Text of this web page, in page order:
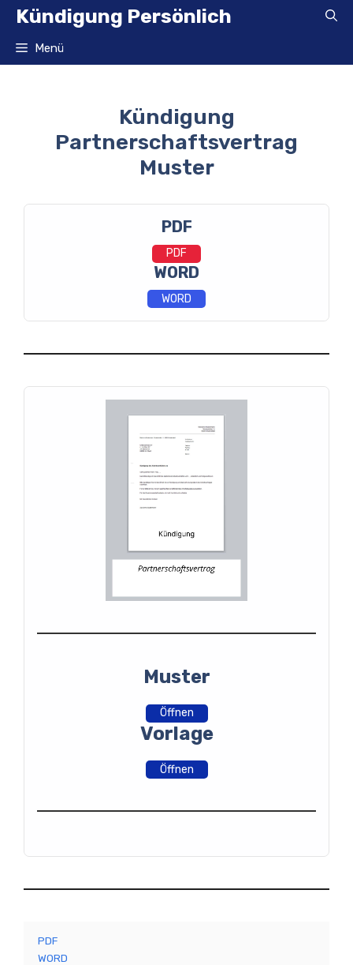
Zum
Inhalt
springen
Kündigung Persönlich
Menü
Kündigung
Partnerschaftsvertrag
Muster
PDF
PDF
WORD
WORD
Muster
Öffnen
Vorlage
Öffnen
PDF
WORD